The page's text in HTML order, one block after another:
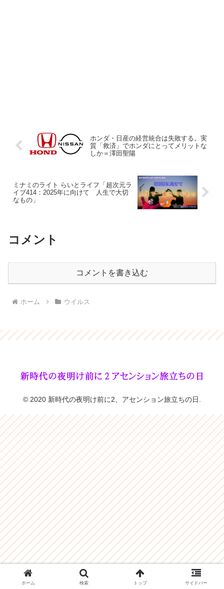
ホンダ・日産の経営統合は失敗する。実
質「救済」でホンダにとってメリットな
しか＝澤田聖陽
ミナミのライト らいとライフ「超次元ラ
イブ414：2025年に向けて 人生で大切
なもの」
コメント
コメントを書き込む
ホーム ウイルス
© 2020 新時代の夜明け前に2、アセンション旅立ちの日.
ホーム 検索 トップ サイドバー